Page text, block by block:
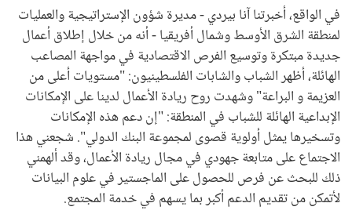
في الواقع، أخبرتنا آنا بيردي - مديرة شؤون الإستراتيجية والعمليات
لمنطقة الشرق الأوسط وشمال أفريقيا - أنه من خلال إطلاق أعمال
جديدة مبتكرة وتوسيع الفرص الاقتصادية في مواجهة المصاعب
الهائلة، أظهر الشباب والشابات الفلسطينيون: "مستويات أعلى من
العزيمة و البراعة" وشهدت روح ريادة الأعمال لدينا على الإمكانات
الإبداعية الهائلة للشباب في المنطقة: "إن دعم هذه الإمكانات
وتسخيرها يمثل أولوية قصوى لمجموعة البنك الدولي". شجعني هذا
الاجتماع على متابعة جهودي في مجال ريادة الأعمال، وقد ألهمني
ذلك للبحث عن فرص للحصول على الماجستير في علوم البيانات
لأتمكن من تقديم الدعم أكبر بما يسهم في خدمة المجتمع.